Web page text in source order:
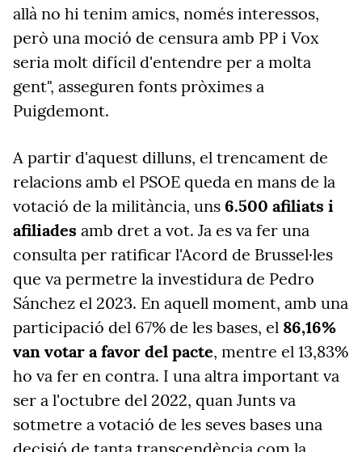
allà no hi tenim amics, només interessos,
però una moció de censura amb PP i Vox
seria molt difícil d'entendre per a molta
gent", asseguren fonts pròximes a
Puigdemont.
A partir d'aquest dilluns, el trencament de
relacions amb el PSOE queda en mans de la
votació de la militància, uns 6.500 afiliats i
afiliades amb dret a vot. Ja es va fer una
consulta per ratificar l'Acord de Brussel·les
que va permetre la investidura de Pedro
Sánchez el 2023. En aquell moment, amb una
participació del 67% de les bases, el 86,16%
van votar a favor del pacte, mentre el 13,83%
ho va fer en contra. I una altra important va
ser a l'octubre del 2022, quan Junts va
sotmetre a votació de les seves bases una